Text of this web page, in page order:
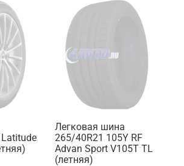
Легковая шина
265/40R21 105Y RF
Advan Sport V105T TL
(летняя)